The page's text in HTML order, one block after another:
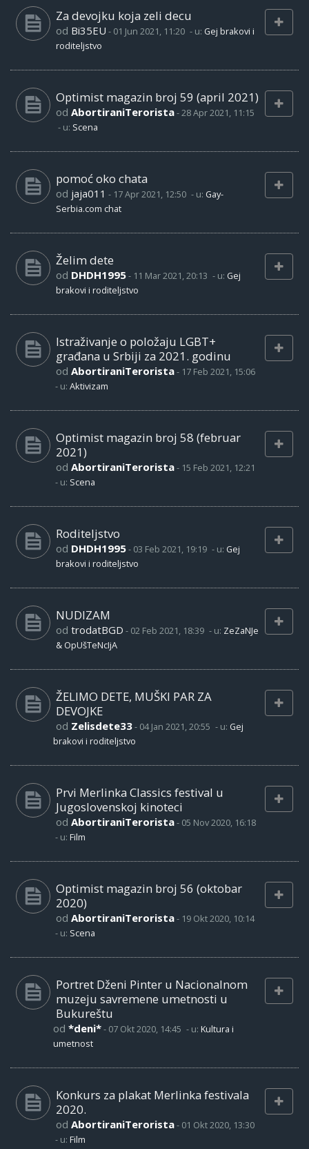
Za devojku koja zeli decu
od Bi35EU - 01 Jun 2021, 11:20 - u: Gej brakovi i
roditeljstvo
Optimist magazin broj 59 (april 2021)
od AbortiraniTerorista-28 Apr 2021, 11:15
- u: Scena
pomoć oko chata
od jaja011 - 17 Apr 2021, 12:50 - u: Gay-
Serbia.com chat
Želim dete
od DHDH1995- 11 Mar 2021, 20:13 - u: Gej
brakovi i roditeljstvo
Istraživanje o položaju LGBT+
građana u Srbiji za 2021. godinu
od AbortiraniTerorista- 17 Feb 2021, 15:06
- u: Aktivizam
Optimist magazin broj 58 (februar
2021)
od AbortiraniTerorista- 15 Feb 2021, 12:21
- u: Scena
Roditeljstvo
od DHDH1995- 03 Feb 2021, 19:19 - u: Gej
brakovi i roditeljstvo
NUDIZAM
od trodatBGD - 02 Feb 2021, 18:39 - u: ZeZaNJe
& OpUšTeNcIjA
ŽELIMO DETE, MUŠKI PAR ZA
DEVOJKE
od Zelisdete33- 04 Jan 2021, 20:55 - u: Gej
brakovi i roditeljstvo
Prvi Merlinka Classics festival u
Jugoslovenskoj kinoteci
od AbortiraniTerorista- 05 Nov 2020, 16:18
- u: Film
Optimist magazin broj 56 (oktobar
2020)
od AbortiraniTerorista- 19 Okt 2020, 10:14
- u: Scena
Portret Dženi Pinter u Nacionalnom
muzeju savremene umetnosti u
Bukureštu
od *deni*- 07 Okt 2020, 14:45 - u: Kultura i
umetnost
Konkurs za plakat Merlinka festivala
2020.
od AbortiraniTerorista- 01 Okt 2020, 13:30
- u: Film